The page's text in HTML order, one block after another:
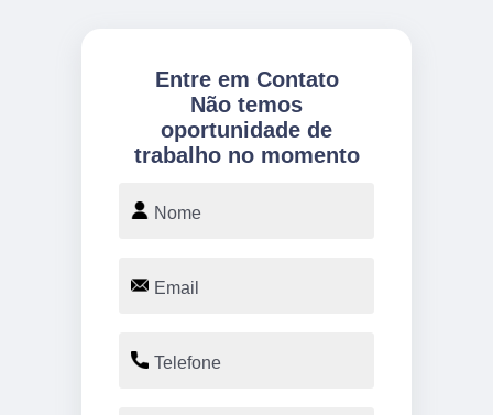
Entre em Contato
Não temos
oportunidade de
trabalho no momento